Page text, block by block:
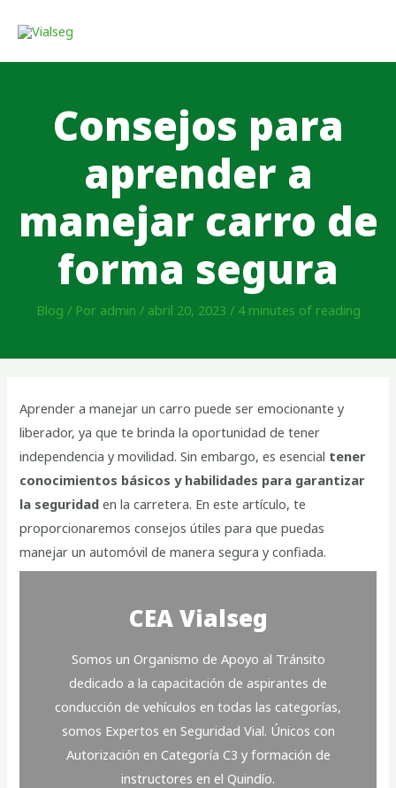
Consejos para
aprender a
manejar carro de
forma segura
Blog / Por admin / abril 20, 2023 / 4 minutes of reading
Aprender a manejar un carro puede ser emocionante y
liberador, ya que te brinda la oportunidad de tener
independencia y movilidad. Sin embargo, es esencial tener
conocimientos básicos y habilidades para garantizar
la seguridad en la carretera. En este artículo, te
proporcionaremos consejos útiles para que puedas
manejar un automóvil de manera segura y confiada.
CEA Vialseg
Somos un Organismo de Apoyo al Tránsito
dedicado a la capacitación de aspirantes de
conducción de vehículos en todas las categorías,
somos Expertos en Seguridad Vial. Únicos con
Autorización en Categoría C3 y formación de
instructores en el Quindío.